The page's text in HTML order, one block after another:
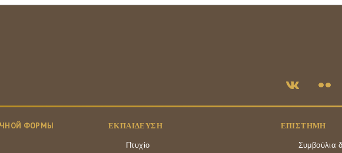
ФОРМЫ
ΕΚΠΑΊΔΕΥΣΗ
Πτυχίο
ΕΠΙΣΤΉΜΗ
Συμβούλια